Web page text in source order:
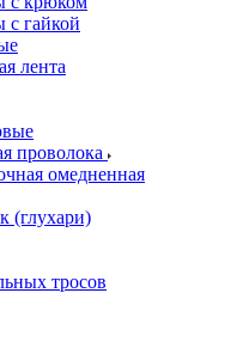
с гайкой
лента
проволока
омедненная
(глухари)
тросов